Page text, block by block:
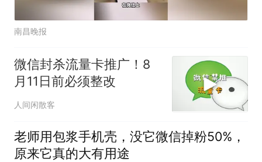
南昌晚报
微信封杀流量卡推广！8
月11日前必须整改
人间闲散客
老师用包浆手机壳，没它微信掉粉50%，
原来它真的大有用途